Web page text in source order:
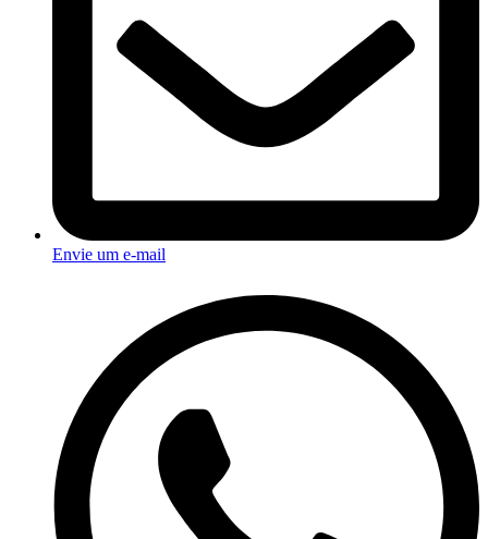
Envie um e-mail